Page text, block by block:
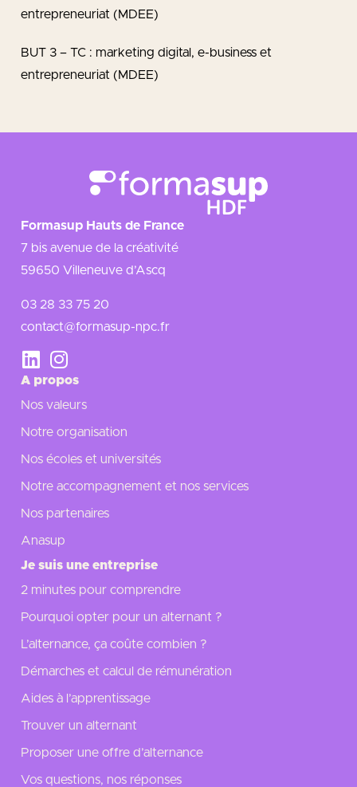
entrepreneuriat (MDEE)
BUT 3 – TC : marketing digital, e-business et
entrepreneuriat (MDEE)
Formasup Hauts de France
7 bis avenue de la créativité
59650 Villeneuve d’Ascq
03 28 33 75 20
contact@formasup-npc.fr
A propos
Nos valeurs
Notre organisation
Nos écoles et universités
Notre accompagnement et nos services
Nos partenaires
Anasup
Je suis une entreprise
2 minutes pour comprendre
Pourquoi opter pour un alternant ?
L’alternance, ça coûte combien ?
Démarches et calcul de rémunération
Aides à l’apprentissage
Trouver un alternant
Proposer une offre d’alternance
Vos questions, nos réponses